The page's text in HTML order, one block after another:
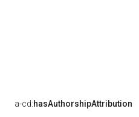
a-cd:hasAuthorshipAttribution